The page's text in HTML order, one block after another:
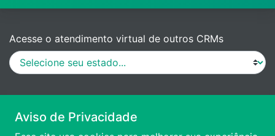
Aviso de Privacidade
Acesse o atendimento virtual de outros CRMs